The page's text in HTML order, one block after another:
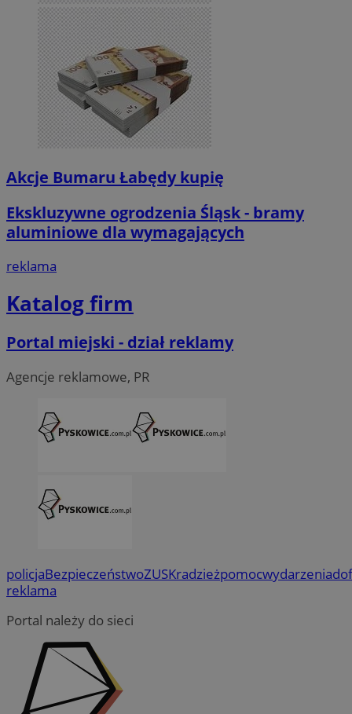
Akcje Bumaru Łabędy kupię
Ekskluzywne ogrodzenia Śląsk - bramy
aluminiowe dla wymagających
reklama
Katalog firm
Portal miejski - dział reklamy
Agencje reklamowe, PR
policjaBezpieczeństwoZUSKradzieżpomocwydarzenia
reklama
Portal należy do sieci